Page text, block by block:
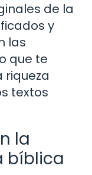
de la
y
las
que te
textos
la
bíblica